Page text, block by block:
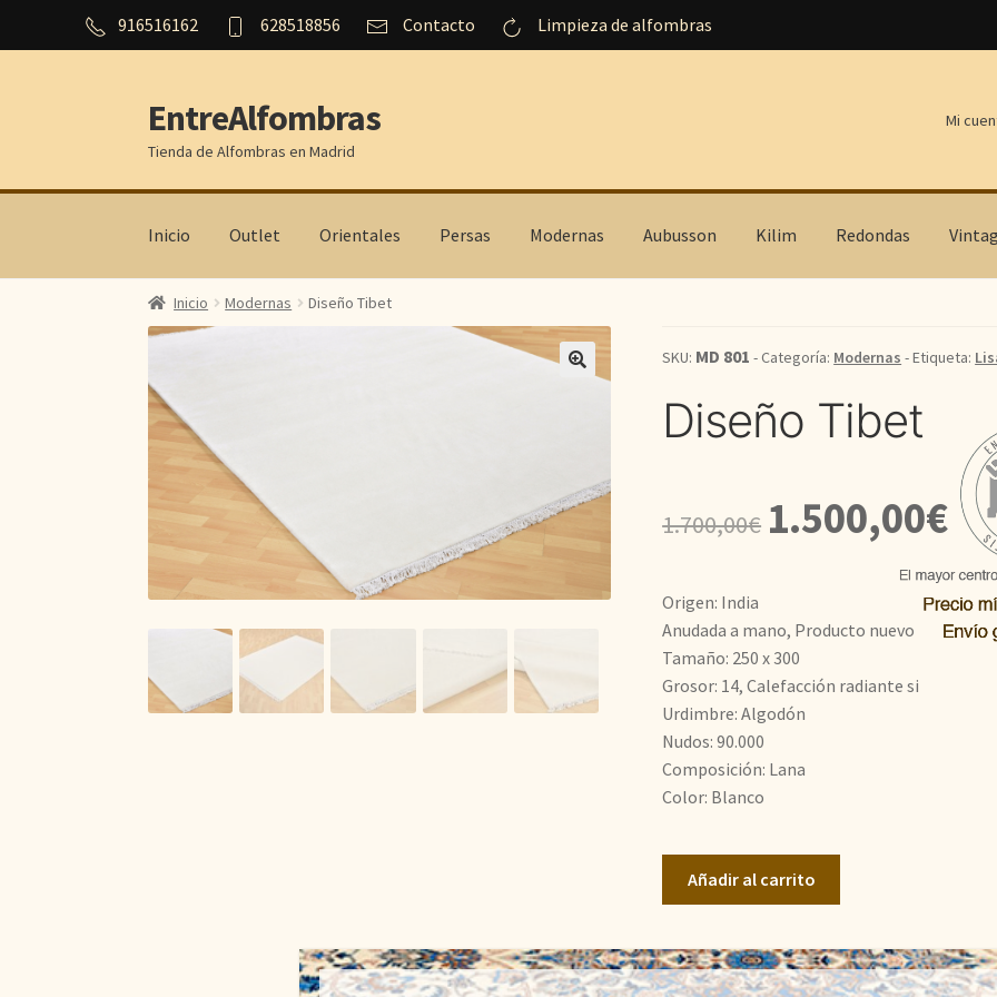
916516162 628518856 Contacto Limpieza de alfombras
Ir
a
la
navegación
Ir
al
contenido
EntreAlfombras
Tienda de Alfombras en Madrid
Mi
Inicio Outlet Orientales Persas Modernas Aubusson Kilim Redondas
Inicio Modernas Diseño Tibet
SKU: MD 801 - Categoría: Modernas - Etiqueta:
Diseño Tibet
1.700,00€
El
precio
era:
1.700,00€.
1.500,00€El
es:
Origen: India
Anudada a mano, Producto nuevo
Tamaño: 250 x 300
Grosor: 14, Calefacción radiante si
Urdimbre: Algodón
Nudos: 90.000
Composición: Lana
Color: Blanco
Añadir al carrito